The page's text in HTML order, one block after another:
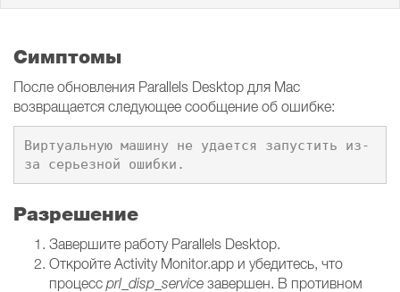
Симптомы
После обновления Parallels Desktop для Mac
возвращается следующее сообщение об ошибке:
Виртуальную машину не удается запустить из-
за серьезной ошибки.
Разрешение
Завершите работу Parallels Desktop.
Откройте Activity Monitor.app и убедитесь, что
процесс prl_disp_service завершен. В противном